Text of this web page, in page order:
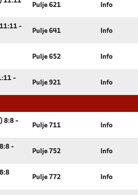
Pulje 621 Info
-
Pulje 641 Info
Pulje 652 Info
-
Pulje 921 Info
8:8 -
Pulje 711 Info
-
Pulje 752 Info
Pulje 772 Info